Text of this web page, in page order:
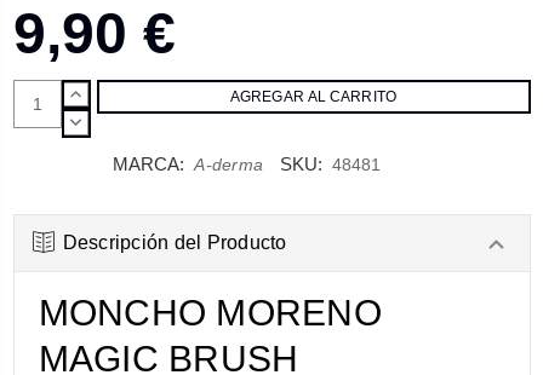
9,90 €
AUMENTAR
CANTIDAD:
DISMINUIR
MARCA: A-derma SKU: 48481
Descripción del Producto
MONCHO MORENO
MAGIC BRUSH